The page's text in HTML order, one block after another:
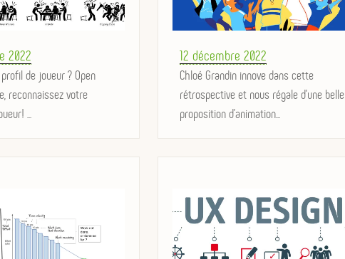
2022
de joueur ? Open
reconnaissez votre
...
Posted
on
12 décembre 2022
Chloé Grandin innove dans cette
rétrospective et nous régale d'une belle
proposition d'animation...